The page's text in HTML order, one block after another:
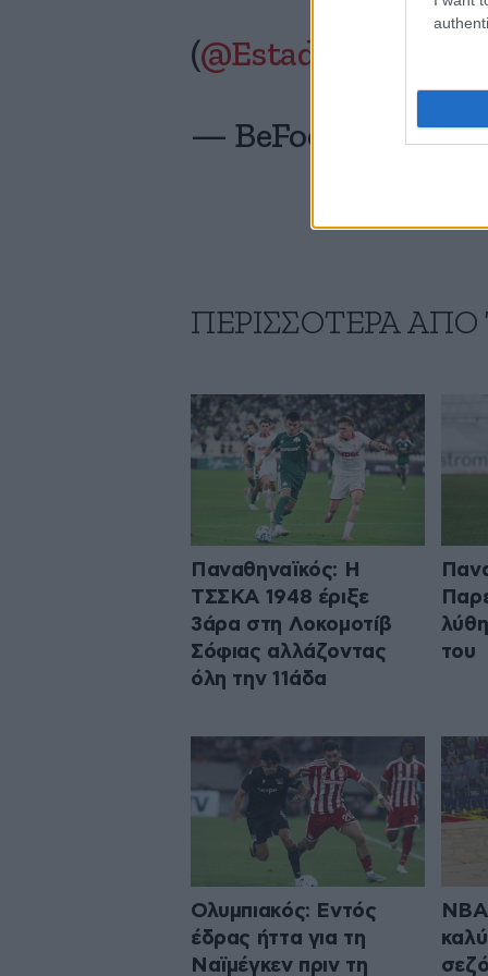
(@Estadio_ED
— BeFootball
ΠΕΡΙΣΣΟΤΕΡΑ ΑΠΟ
Παναθηναϊκός: Η
ΤΣΣΚΑ 1948 έριξε
3άρα στη Λοκομοτίβ
Σόφιας αλλάζοντας
όλη την 11άδα
του
Ολυμπιακός: Εντός
έδρας ήττα για τη
Ναϊμέγκεν πριν τη